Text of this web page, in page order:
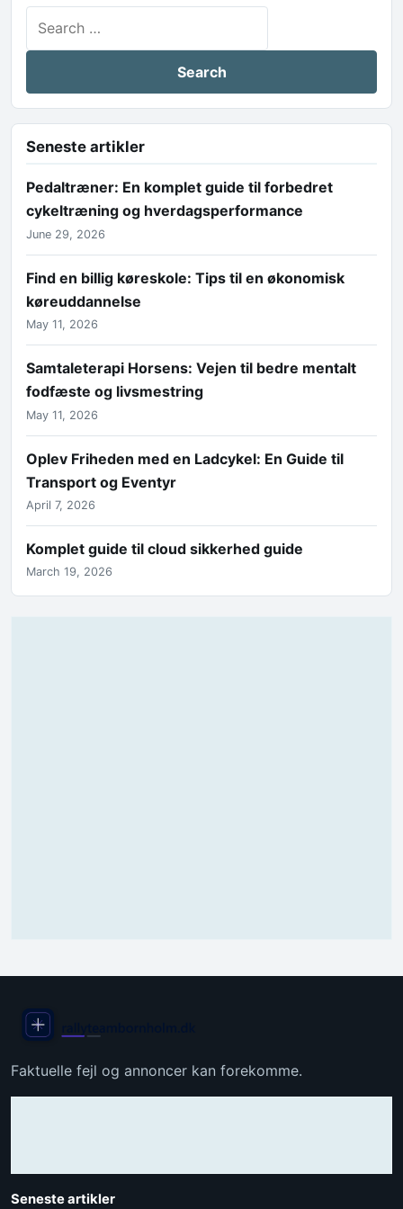
Seneste artikler
Pedaltræner: En komplet guide til forbedret
cykeltræning og hverdagsperformance
June 29, 2026
Find en billig køreskole: Tips til en økonomisk
køreuddannelse
May 11, 2026
Samtaleterapi Horsens: Vejen til bedre mentalt
fodfæste og livsmestring
May 11, 2026
Oplev Friheden med en Ladcykel: En Guide til
Transport og Eventyr
April 7, 2026
Komplet guide til cloud sikkerhed guide
March 19, 2026
Faktuelle fejl og annoncer kan forekomme.
Seneste artikler